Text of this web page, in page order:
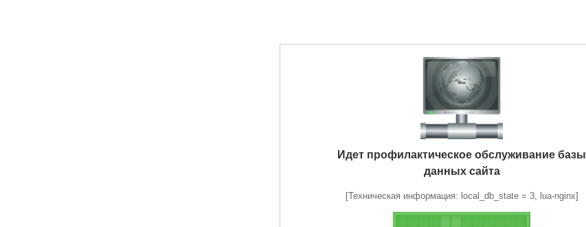
Идет профилактическое обслуживание базы
данных сайта
[Техническая информация: local_db_state = 3, lua-nginx]